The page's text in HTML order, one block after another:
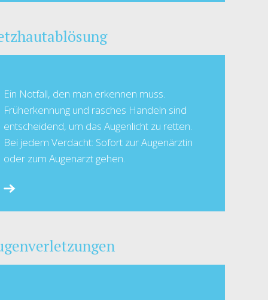
Ein Notfall, den man erkennen muss.
Früherkennung und rasches Handeln sind
entscheidend, um das Augenlicht zu retten.
Bei jedem Verdacht: Sofort zur Augenärztin
oder zum Augenarzt gehen.